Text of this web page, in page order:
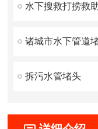
水下搜救打捞救
诸城市水下管道
拆污水管堵头